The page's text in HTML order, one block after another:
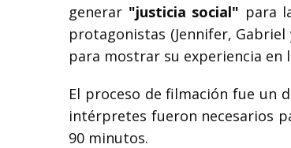
generar "justicia social" para
protagonistas (Jennifer, Gabriel
para mostrar su experiencia en
El proceso de filmación fue un
intérpretes fueron necesarios
90 minutos.